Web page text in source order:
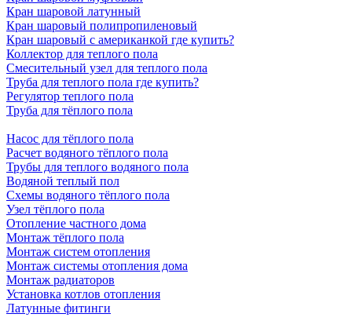
Кран шаровой латунный
Кран шаровый полипропиленовый
Кран шаровый с американкой где купить?
Коллектор для теплого пола
Смесительный узел для теплого пола
Труба для теплого пола где купить?
Регулятор теплого пола
Труба для тёплого пола
Насос для тёплого пола
Расчет водяного тёплого пола
Трубы для теплого водяного пола
Водяной теплый пол
Схемы водяного тёплого пола
Узел тёплого пола
Отопление частного дома
Монтаж тёплого пола
Монтаж систем отопления
Монтаж системы отопления дома
Монтаж радиаторов
Установка котлов отопления
Латунные фитинги